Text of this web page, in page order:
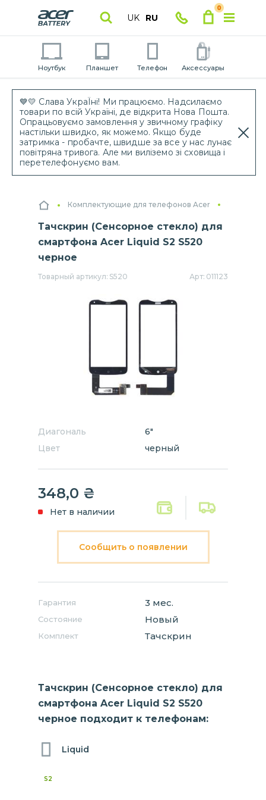
💙💛 Слава УкраЇні! Ми працюємо. Надсилаємо
товари по всій Україні, де відкрита Нова Пошта.
Опрацьовуємо замовлення у звичному графіку
настільки швидко, як можемо. Якщо буде
затримка - пробачте, швидше за все у нас лунає
повітряна тривога. Але ми виліземо зі сховища і
перетелефонуємо вам.
UK RU
0
Ноутбук Планшет Телефон Аксессуары
Комплектующие для телефонов Acer
Тачскрин (Сенсорное стекло) для
смартфона Acer Liquid S2 S520
черное
Товарный артикул: S520 Арт: 011123
Диагональ
6"
Цвет
черный
348,0 ₴
Нет в наличии
Сообщить о появлении
Гарантия 3 мес.
Состояние Новый
Комплект Тачскрин
Тачскрин (Сенсорное стекло) для
смартфона Acer Liquid S2 S520
черное подходит к телефонам:
Liquid
S2